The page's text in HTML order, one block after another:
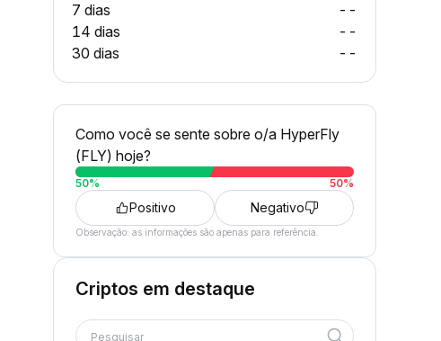
7 dias
--
14 dias
--
30 dias
--
Como você se sente sobre o/a HyperFly
(FLY) hoje?
50% 50%
Positivo Negativo
Observação: as informações são apenas para referência.
Criptos em destaque
Pesquisar